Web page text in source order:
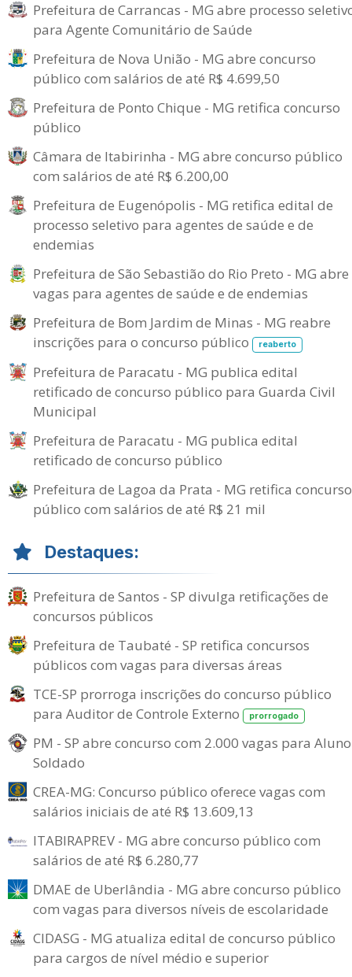
Prefeitura de Carrancas - MG abre processo
para Agente Comunitário de Saúde
Prefeitura de Nova União - MG abre concurso
público com salários de até R$ 4.699,50
Prefeitura de Ponto Chique - MG retifica concurso
público
Câmara de Itabirinha - MG abre concurso público
com salários de até R$ 6.200,00
Prefeitura de Eugenópolis - MG retifica edital de
processo seletivo para agentes de saúde e de
endemias
Prefeitura de São Sebastião do Rio Preto - MG abre
vagas para agentes de saúde e de endemias
Prefeitura de Bom Jardim de Minas - MG reabre
inscrições para o concurso público
reaberto
Prefeitura de Paracatu - MG publica edital
retificado de concurso público para Guarda Civil
Municipal
Prefeitura de Paracatu - MG publica edital
retificado de concurso público
Prefeitura de Lagoa da Prata - MG retifica concurso
público com salários de até R$ 21 mil
Destaques:
Prefeitura de Santos - SP divulga retificações de
concursos públicos
Prefeitura de Taubaté - SP retifica concursos
públicos com vagas para diversas áreas
TCE-SP prorroga inscrições do concurso público
para Auditor de Controle Externo
prorrogado
PM - SP abre concurso com 2.000 vagas para
Soldado
CREA-MG: Concurso público oferece vagas com
salários iniciais de até R$ 13.609,13
ITABIRAPREV - MG abre concurso público com
salários de até R$ 6.280,77
DMAE de Uberlândia - MG abre concurso público
com vagas para diversos níveis de escolaridade
CIDASG - MG atualiza edital de concurso público
para cargos de nível médio e superior